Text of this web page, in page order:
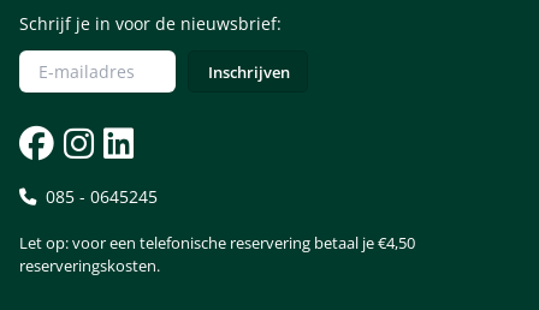
Schrijf je in voor de nieuwsbrief:
085 - 0645245
Let op: voor een telefonische reservering betaal je €4,50
reserveringskosten.